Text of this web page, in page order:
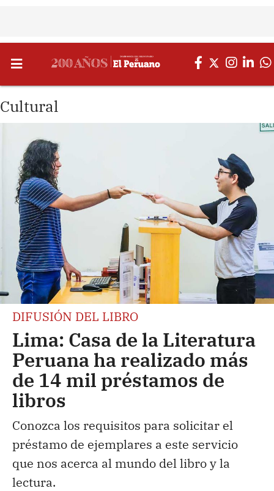
Cultural
DIFUSIÓN DEL LIBRO
Lima: Casa de la Literatura
Peruana ha realizado más
de 14 mil préstamos de
libros
Conozca los requisitos para solicitar el
préstamo de ejemplares a este servicio
que nos acerca al mundo del libro y la
lectura.